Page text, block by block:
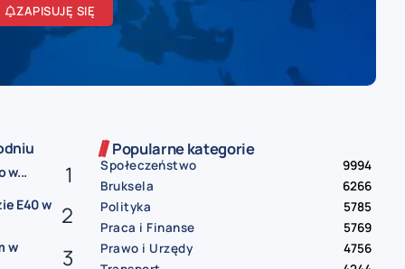
ZAPISUJĘ SIĘ
w...
E40 w
w
Popularne kategorie
Społeczeństwo
9994
Bruksela
6266
Polityka
5785
Praca i Finanse
5769
Prawo i Urzędy
4756